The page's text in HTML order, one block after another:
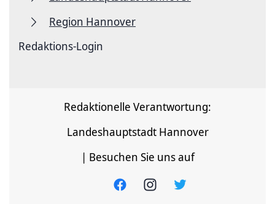
Region Hannover
Redaktions-Login
Redaktionelle Verantwortung:
Landeshauptstadt Hannover
| Besuchen Sie uns auf